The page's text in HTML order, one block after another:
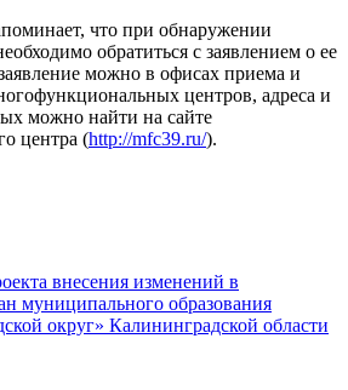
что при обнаружении
обратиться с заявлением о ее
можно в офисах приема и
центров, адреса и
можно найти на сайте
центра (http://mfc39.ru/).
внесения изменений в
муниципального образования
округ» Калининградской области